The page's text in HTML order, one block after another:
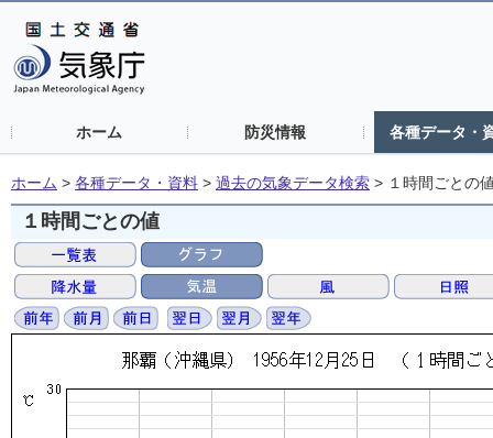
ホーム 防災情報 各種データ・
ホーム > 各種データ・資料 > 過去の気象データ検索 > １時間ごとの
１時間ごとの値